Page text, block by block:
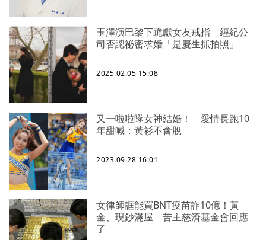
玉澤演巴黎下跪獻女友戒指 經紀公
司否認祕密求婚「是慶生抓拍照」
2025.02.05 15:08
又一啦啦隊女神結婚！ 愛情長跑10
年甜喊：黃衫不會脫
2023.09.28 16:01
女律師誆能買BNT疫苗詐10億！黃
金、現鈔滿屋 苦主慈濟基金會回應
了